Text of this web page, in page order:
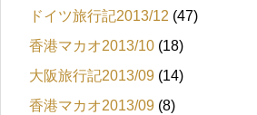
ドイツ旅行記2013/12 (47)
香港マカオ2013/10 (18)
大阪旅行記2013/09 (14)
香港マカオ2013/09 (8)